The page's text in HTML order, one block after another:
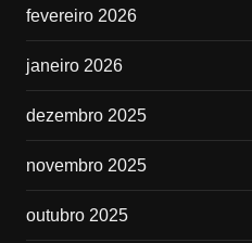
fevereiro 2026
janeiro 2026
dezembro 2025
novembro 2025
outubro 2025